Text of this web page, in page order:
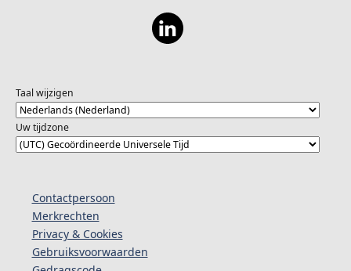
Taal wijzigen
Uw tijdzone
Contactpersoon
Merkrechten
Privacy & Cookies
Gebruiksvoorwaarden